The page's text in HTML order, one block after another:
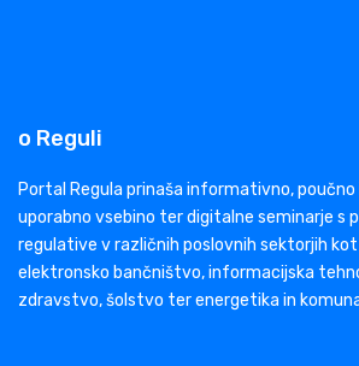
o Reguli
Portal Regula prinaša informativno, poučno
uporabno vsebino ter digitalne seminarje s
regulative v različnih poslovnih sektorjih kot
elektronsko bančništvo, informacijska
zdravstvo, šolstvo ter energetika in